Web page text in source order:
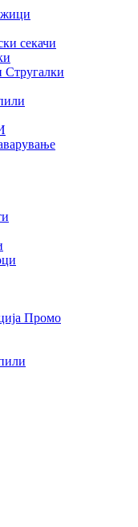
секачи
Промо